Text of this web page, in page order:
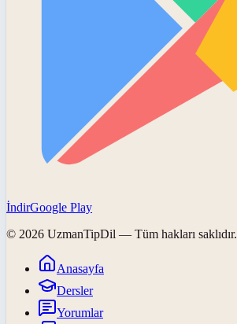
İndirGoogle Play
© 2026 UzmanTipDil — Tüm hakları saklıdır.
Anasayfa
Dersler
Yorumlar